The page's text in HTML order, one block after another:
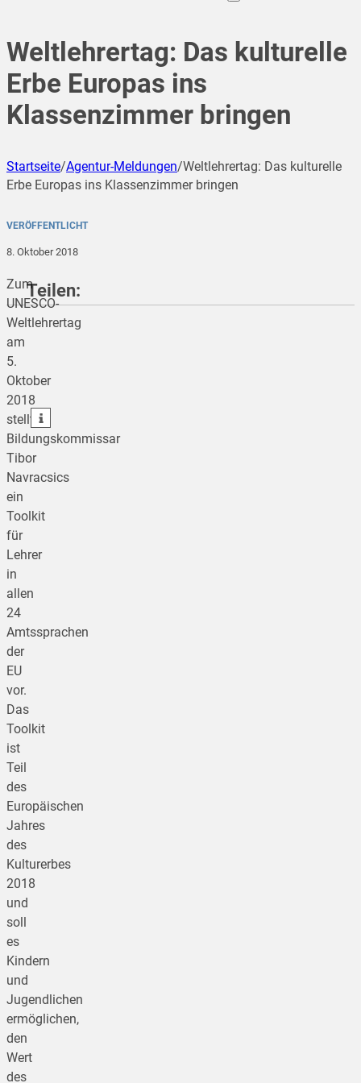
Weltlehrertag: Das kulturelle
Erbe Europas ins
Klassenzimmer bringen
Startseite/Agentur-Meldungen/Weltlehrertag: Das kulturelle
Erbe Europas ins Klassenzimmer bringen
VERÖFFENTLICHT
8. Oktober 2018
Zum
UNESCO-
Weltlehrertag
am
5.
Oktober
2018
stellt
Bildungskommissar
Tibor
Navracsics
ein
Toolkit
für
Lehrer
in
allen
24
Amtssprachen
der
EU
vor.
Das
Toolkit
ist
Teil
des
Europäischen
Jahres
des
Kulturerbes
2018
und
soll
es
Kindern
und
Jugendlichen
ermöglichen,
den
Wert
des
Teilen:
teilen
teilen